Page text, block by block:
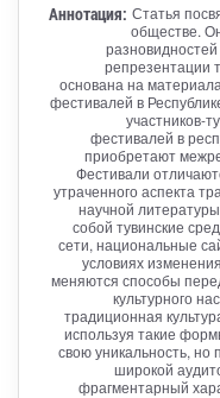
Аннотация: Статья
обществе.
репрезентации
основана на
фестивалей в
участников-
фестивалей в
приобретают
Фестивали
утраченного аспекта
научной
собой тувинские
сети, национальные
условиях
меняются способы
культурного
традиционная
используя такие
свою уникальность, но
широкой
фрагментарный